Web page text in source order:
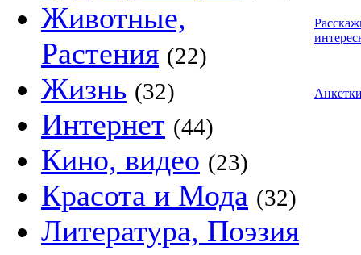
Животные,
Растения (22)
Жизнь (32)
Интернет (44)
Кино, видео (23)
Красота и Мода (32)
Литература, Поэзия